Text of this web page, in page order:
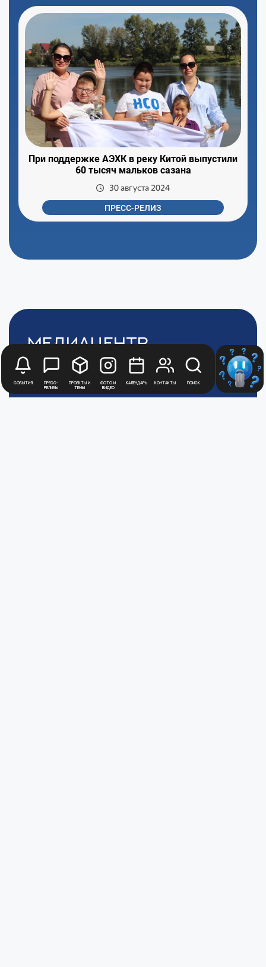
События
Пресс-
релизы
Проекты и
темы
Фото и
видео
Календарь Контакты Поиск
При поддержке АЭХК в реку Китой выпустили
60 тысяч мальков сазана
30 августа 2024
ПРЕСС-РЕЛИЗ
Медиацентр
Атомной
Промышленности